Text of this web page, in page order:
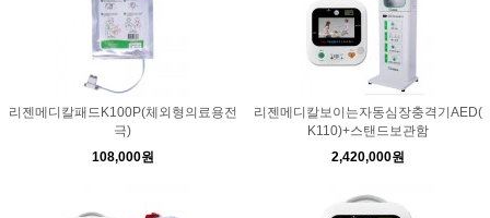
리젠메디칼패드K100P(체외형의료용전
극)
108,000원
리젠메디칼보이는자동심장충격기AED(
K110)+스탠드보관함
2,420,000원